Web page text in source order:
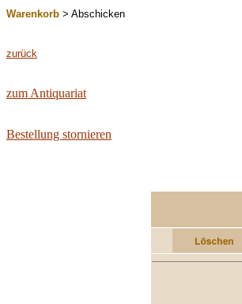
Warenkorb > Abschicken
zurück
zum Antiquariat
Bestellung stornieren